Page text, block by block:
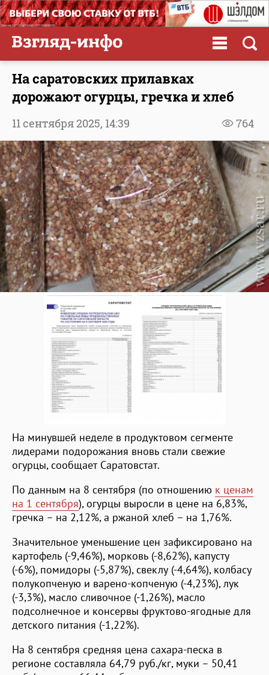
На саратовских прилавках
дорожают огурцы, гречка и хлеб
764
11 сентября 2025, 14:39
На минувшей неделе в продуктовом сегменте
лидерами подорожания вновь стали свежие
огурцы, сообщает Саратовстат.
По данным на 8 сентября (по отношению к ценам
на 1 сентября), огурцы выросли в цене на 6,83%,
гречка – на 2,12%, а ржаной хлеб – на 1,76%.
Значительное уменьшение цен зафиксировано на
картофель (-9,46%), морковь (-8,62%), капусту
(-6%), помидоры (-5,87%), свеклу (-4,64%), колбасу
полукопченую и варено-копченую (-4,23%), лук
(-3,3%), масло сливочное (-1,26%), масло
подсолнечное и консервы фруктово-ягодные для
детского питания (-1,22%).
На 8 сентября средняя цена сахара-песка в
регионе составляла 64,79 руб./кг, муки – 50,41